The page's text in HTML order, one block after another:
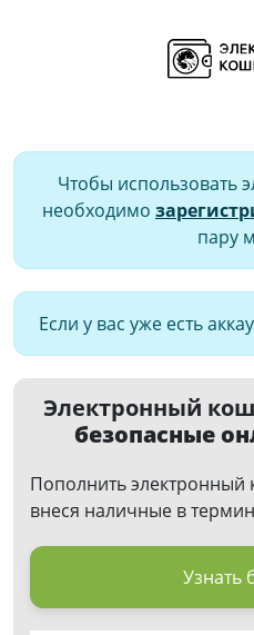
Чтобы использовать
необходимо
пару
Если у вас уже есть
Электронный
безопасные
Пополнить
внеся наличные в
Узнать